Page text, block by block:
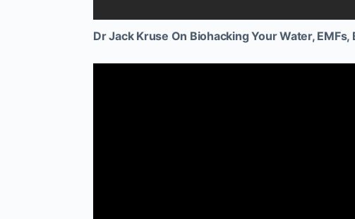
Dr Jack Kruse On Biohacking Your Water,